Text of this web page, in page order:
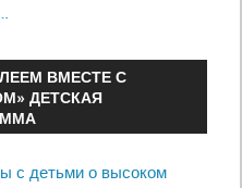
ВМЕСТЕ С
ДЕТСКАЯ
с детьми о высоком